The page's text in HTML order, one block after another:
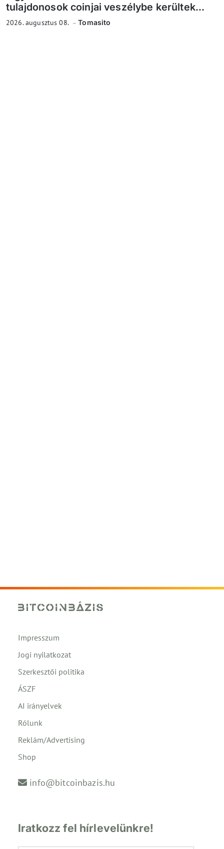
tulajdonosok coinjai veszélybe kerültek...
2026. augusztus 08. Tomasito
Impresszum
Jogi nyilatkozat
Szerkesztői politika
ÁSZF
AI irányelvek
Rólunk
Reklám/Advertising
Shop
info@bitcoinbazis.hu
Iratkozz fel hírlevelünkre!